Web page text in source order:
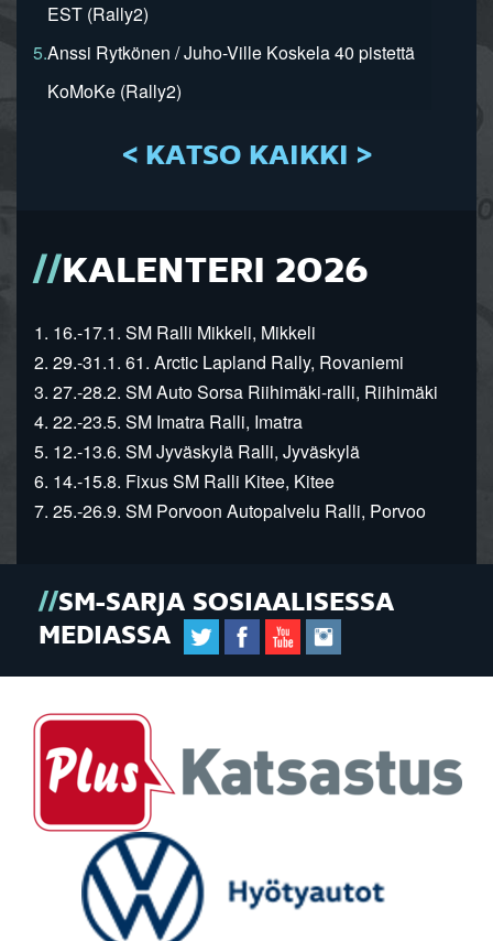
EST (Rally2)
5.Anssi Rytkönen / Juho-Ville Koskela 40 pistettä
KoMoKe (Rally2)
< KATSO KAIKKI >
KALENTERI 2026
1. 16.-17.1. SM Ralli Mikkeli, Mikkeli
2. 29.-31.1. 61. Arctic Lapland Rally, Rovaniemi
3. 27.-28.2. SM Auto Sorsa Riihimäki-ralli, Riihimäki
4. 22.-23.5. SM Imatra Ralli, Imatra
5. 12.-13.6. SM Jyväskylä Ralli, Jyväskylä
6. 14.-15.8. Fixus SM Ralli Kitee, Kitee
7. 25.-26.9. SM Porvoon Autopalvelu Ralli, Porvoo
SM-SARJA SOSIAALISESSA
MEDIASSA